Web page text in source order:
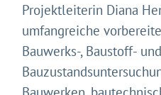
Projektleiterin Diana
umfangreiche
Bauwerks-, Baustoff- und